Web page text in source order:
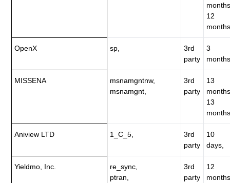
12
OpenX sp,
3rd
party
3
MISSENA
msnamgntnw,
msnamgnt,
3rd
party
13
13
Aniview LTD 1_C_5,
3rd
party
10
days,
Yieldmo, Inc.
re_sync,
ptran,
3rd
party
12